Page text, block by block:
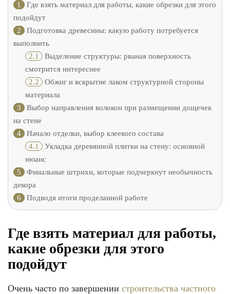
1
Где взять материал для работы, какие обрезки для этого
подойдут
2
Подготовка древесины: какую работу потребуется
выполнить
2.1 Выделение структуры: рваная поверхность
смотрится интереснее
2.2 Обжиг и вскрытие лаком структурной стороны
материала
3
Выбор направления волокон при размещении дощечек
на стене
4
Начало отделки, выбор клеевого состава
4.1 Укладка деревянной плитки на стену: основной
нюанс
5
Финальные штрихи, которые подчеркнут необычность
декора
6
Подводя итоги проделанной работе
Где взять материал для работы,
какие обрезки для этого
подойдут
Очень часто по завершении строительства частного